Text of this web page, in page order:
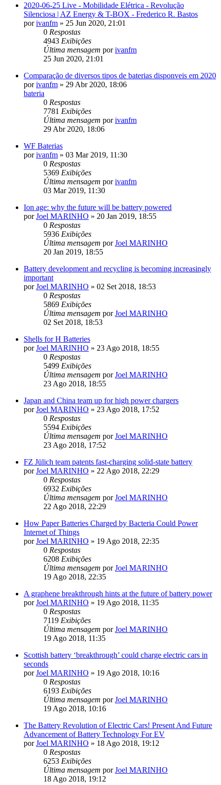
2020-06-25 Live - Mobilidade Elétrica - Revolução
Silenciosa | AZ Energy & T-BOX - Frederico R. Bastos
porivanfm » 25 Jun 2020, 21:01
0 Respostas
4943 Exibições
Última mensagem porivanfm
25 Jun 2020, 21:01
Comparação de diversos tipos de baterias disponveis em 2020
porivanfm » 29 Abr 2020, 18:06
bateria
0 Respostas
7781 Exibições
Última mensagem porivanfm
29 Abr 2020, 18:06
WF Baterias
porivanfm » 03 Mar 2019, 11:30
0 Respostas
5369 Exibições
Última mensagem porivanfm
03 Mar 2019, 11:30
Ion age: why the future will be battery powered
porJoel MARINHO » 20 Jan 2019, 18:55
0 Respostas
5936 Exibições
Última mensagem porJoel MARINHO
20 Jan 2019, 18:55
Battery development and recycling is becoming increasingly
important
porJoel MARINHO » 02 Set 2018, 18:53
0 Respostas
5869 Exibições
Última mensagem porJoel MARINHO
02 Set 2018, 18:53
Shells​ for H Batteries
porJoel MARINHO » 23 Ago 2018, 18:55
0 Respostas
5499 Exibições
Última mensagem porJoel MARINHO
23 Ago 2018, 18:55
Japan and China team up for high power chargers
porJoel MARINHO » 23 Ago 2018, 17:52
0 Respostas
5594 Exibições
Última mensagem porJoel MARINHO
23 Ago 2018, 17:52
FZ Jülich team patents fast-charging solid-state battery
porJoel MARINHO » 22 Ago 2018, 22:29
0 Respostas
6932 Exibições
Última mensagem porJoel MARINHO
22 Ago 2018, 22:29
How Paper Batteries Charged by Bacteria Could Power
Internet of Things
porJoel MARINHO » 19 Ago 2018, 22:35
0 Respostas
6208 Exibições
Última mensagem porJoel MARINHO
19 Ago 2018, 22:35
A graphene breakthrough hints at the future of battery power
porJoel MARINHO » 19 Ago 2018, 11:35
0 Respostas
7119 Exibições
Última mensagem porJoel MARINHO
19 Ago 2018, 11:35
Scottish battery ‘breakthrough’ could charge electric cars in
seconds
porJoel MARINHO » 19 Ago 2018, 10:16
0 Respostas
6193 Exibições
Última mensagem porJoel MARINHO
19 Ago 2018, 10:16
The Battery Revolution of Electric Cars! Present And Future
Advancement of Battery Technology For EV
porJoel MARINHO » 18 Ago 2018, 19:12
0 Respostas
6253 Exibições
Última mensagem porJoel MARINHO
18 Ago 2018, 19:12